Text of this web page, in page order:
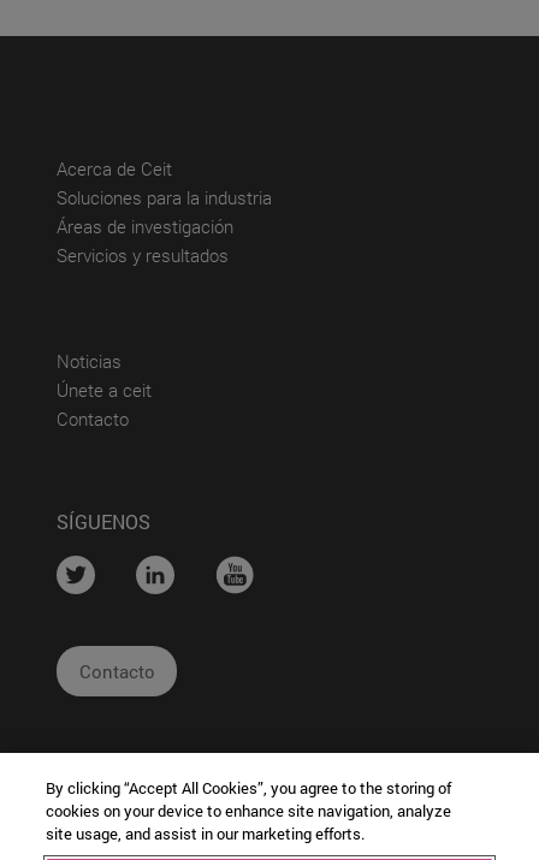
Acerca de Ceit(abre en nueva ventana)
Soluciones para la industria
Áreas de investigación
Servicios y resultados
Noticias
Únete a ceit(abre en nueva ventana)
Contacto(abre en nueva ventana)
SÍGUENOS
.... .... ....
Contacto
By clicking “Accept All Cookies”, you agree to the storing of
cookies on your device to enhance site navigation, analyze
site usage, and assist in our marketing efforts.